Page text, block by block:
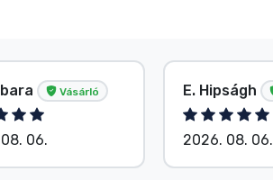
Vásárló
06.
E. Hipságh
2026. 08. 06.